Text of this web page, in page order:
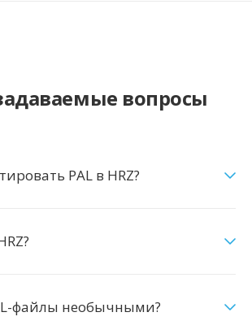
вопросы
PAL в HRZ?
файлы необычными?